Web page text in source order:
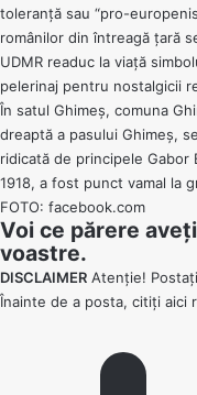
toleranță sau “pro-
românilor din întreagă țară
UDMR readuc la viață
pelerinaj pentru nostalgicii
În satul Ghimeș, comuna
dreaptă a pasului Ghimeș,
ridicată de principele Gabor
1918, a fost punct vamal la
FOTO: facebook.com
Voi ce părere
voastre.
DISCLAIMER Atenție!
Înainte de a posta, citiți aici